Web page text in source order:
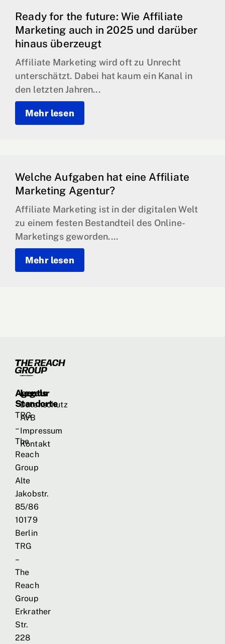
Ready for the future: Wie Affiliate
Marketing auch in 2025 und darüber
hinaus überzeugt
Affiliate Marketing wird oft zu Unrecht
unterschätzt. Dabei hat kaum ein Kanal in
den letzten Jahren...
Mehr lesen
Welche Aufgaben hat eine Affiliate
Marketing Agentur?
Affiliate Marketing ist in der digitalen Welt
zu einem festen Bestandteil des Online-
Marketings geworden....
Mehr lesen
Agentur
Standorte
TRG
–
The
Reach
Group
Alte
Jakobstr.
85/86
10179
Berlin
TRG
–
The
Reach
Group
Erkrather
Str.
228
Legals
Datenschutz
AVB
Impressum
Kontakt